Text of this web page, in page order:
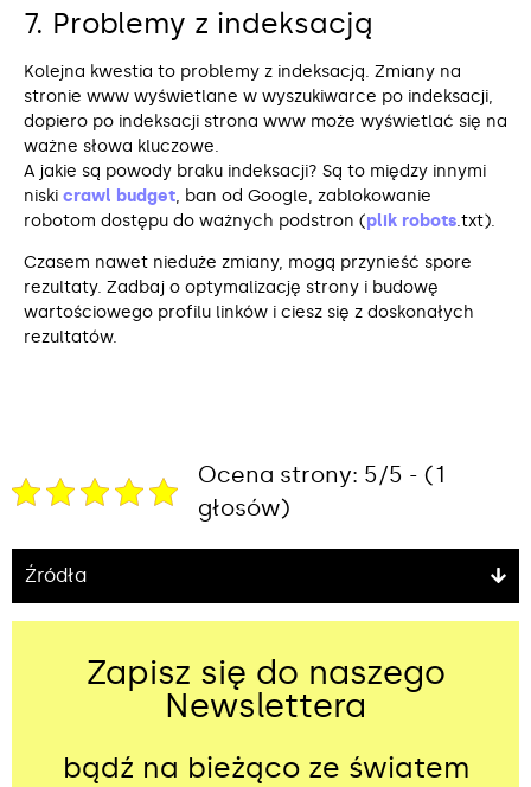
7. Problemy z indeksacją
Kolejna kwestia to problemy z indeksacją. Zmiany na
stronie www wyświetlane w wyszukiwarce po indeksacji,
dopiero po indeksacji strona www może wyświetlać się na
ważne słowa kluczowe.
A jakie są powody braku indeksacji? Są to między innymi
niski crawl budget, ban od Google, zablokowanie
robotom dostępu do ważnych podstron (plik robots.txt).
Czasem nawet nieduże zmiany, mogą przynieść spore
rezultaty. Zadbaj o optymalizację strony i budowę
wartościowego profilu linków i ciesz się z doskonałych
rezultatów.
Ocena strony: 5/5 - (1
głosów)
Źródła
Zapisz się do naszego
Newslettera
bądź na bieżąco ze światem